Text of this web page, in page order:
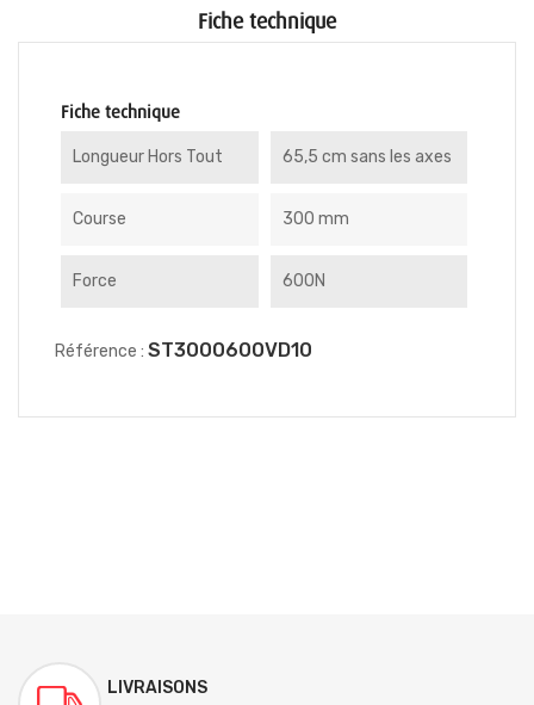
Fiche technique
Fiche technique
Longueur Hors Tout 65,5 cm sans les axes
Course 300 mm
Force 600N
Référence : ST3000600VD10
LIVRAISONS